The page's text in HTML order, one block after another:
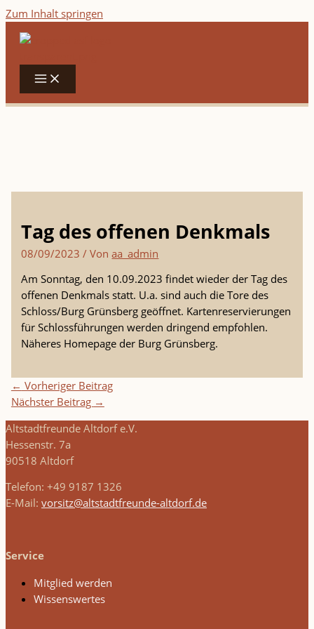
Zum Inhalt springen
Tag des offenen Denkmals
08/09/2023/ Vonaa_admin
Am Sonntag, den 10.09.2023 findet wieder der Tag des
offenen Denkmals statt. U.a. sind auch die Tore des
Schloss/Burg Grünsberg geöffnet. Kartenreservierungen
für Schlossführungen werden dringend empfohlen.
Näheres Homepage der Burg Grünsberg.
← Vorheriger Beitrag
Nächster Beitrag →
Altstadtfreunde Altdorf e.V.
Hessenstr. 7a
90518 Altdorf
Telefon: +49 9187 1326
E-Mail: vorsitz@altstadtfreunde-altdorf.de
Service
Mitglied werden
Wissenswertes